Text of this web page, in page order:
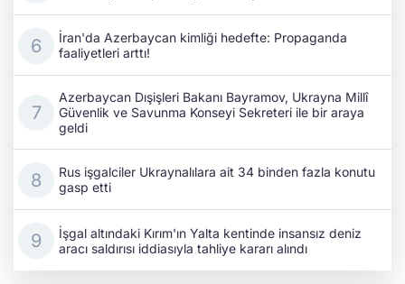
İran'da Azerbaycan kimliği hedefte: Propaganda
faaliyetleri arttı!
Azerbaycan Dışişleri Bakanı Bayramov, Ukrayna Millî
Güvenlik ve Savunma Konseyi Sekreteri ile bir araya
geldi
Rus işgalciler Ukraynalılara ait 34 binden fazla konutu
gasp etti
İşgal altındaki Kırım'ın Yalta kentinde insansız deniz
aracı saldırısı iddiasıyla tahliye kararı alındı